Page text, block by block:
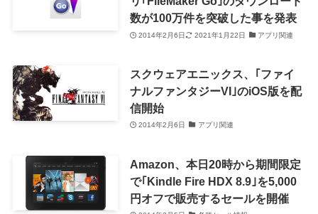
数が100万件を突破した事を発表
2014年2月6日 2021年1月22日 アプリ関連
スクウェアエニックス、｢ファイ
ナルファンタジーVI｣のiOS版を配
信開始
2014年2月6日 アプリ関連
Amazon、本日20時から期間限定
で｢Kindle Fire HDX 8.9｣を5,000
円オフで販売するセールを開催